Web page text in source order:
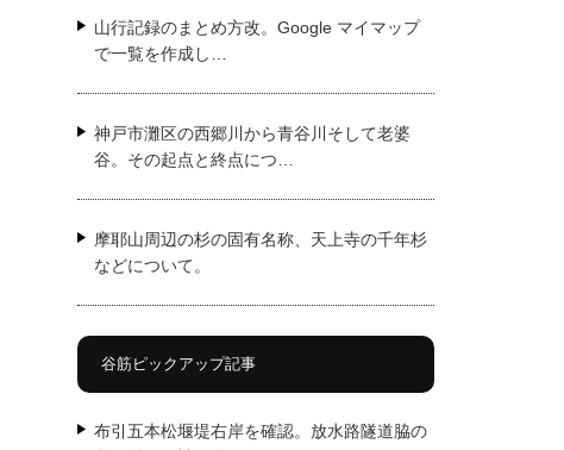
山行記録のまとめ方改。Google マイマップ
で一覧を作成し…
神戸市灘区の西郷川から青谷川そして老婆
谷。その起点と終点につ…
摩耶山周辺の杉の固有名称、天上寺の千年杉
などについて。
谷筋ピックアップ記事
布引五本松堰堤右岸を確認。放水路隧道脇の